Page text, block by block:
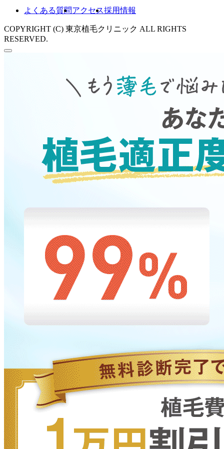
よくある質問アクセス採用情報
COPYRIGHT (C) 東京植毛クリニック ALL RIGHTS
RESERVED.